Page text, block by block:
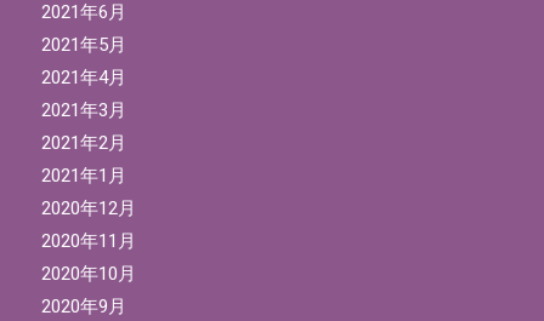
2021年6月
2021年5月
2021年4月
2021年3月
2021年2月
2021年1月
2020年12月
2020年11月
2020年10月
2020年9月